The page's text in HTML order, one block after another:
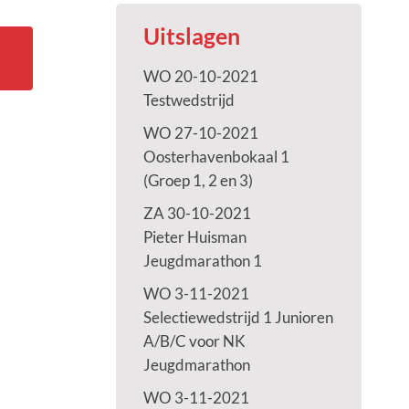
Uitslagen
WO 20-10-2021
Testwedstrijd
WO 27-10-2021
Oosterhavenbokaal 1
(Groep 1, 2 en 3)
ZA 30-10-2021
Pieter Huisman
Jeugdmarathon 1
WO 3-11-2021
Selectiewedstrijd 1 Junioren
A/B/C voor NK
Jeugdmarathon
WO 3-11-2021